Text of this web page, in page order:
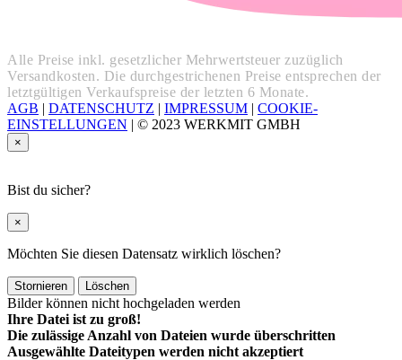
Alle Preise inkl. gesetzlicher Mehrwertsteuer zuzüglich
Versandkosten. Die durchgestrichenen Preise entsprechen der
letztgültigen Verkaufspreise der letzten 6 Monate.
AGB | DATENSCHUTZ | IMPRESSUM | COOKIE-
EINSTELLUNGEN | © 2023 WERKMIT GMBH
×
Bist du sicher?
×
Möchten Sie diesen Datensatz wirklich löschen?
Stornieren Löschen
Bilder können nicht hochgeladen werden
Ihre Datei ist zu groß!
Die zulässige Anzahl von Dateien wurde überschritten
Ausgewählte Dateitypen werden nicht akzeptiert